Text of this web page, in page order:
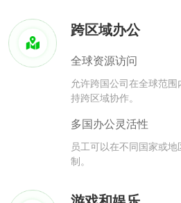
跨区域办公
全球资源访问
允许跨国公司在全球范
持跨区域协作。
多国办公灵活性
员工可以在不同国家或
制。